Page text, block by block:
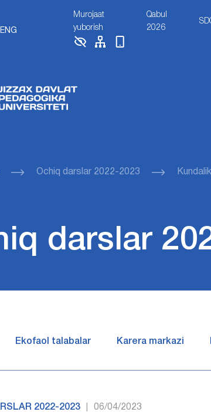
ENG
Murojaat
yuborish
Qabul
2026
Ochiq darslar 2022-2023
darslar
Ekofaol talabalar Karera markazi
2022-2023 06/04/2023